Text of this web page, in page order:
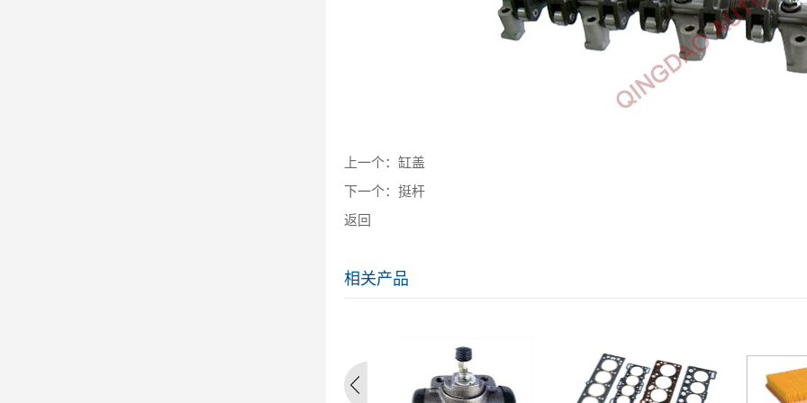
上一个： 缸盖
下一个： 挺杆
返回
相关产品